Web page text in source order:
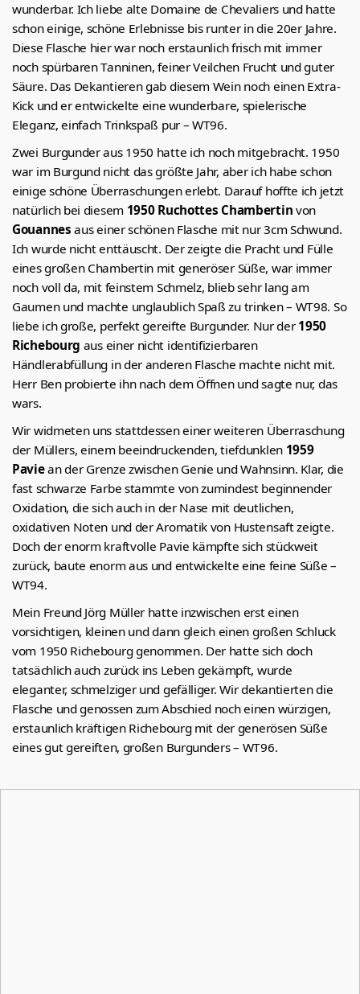
wunderbar. Ich liebe alte Domaine de Chevaliers und hatte
schon einige, schöne Erlebnisse bis runter in die 20er Jahre.
Diese Flasche hier war noch erstaunlich frisch mit immer
noch spürbaren Tanninen, feiner Veilchen Frucht und guter
Säure. Das Dekantieren gab diesem Wein noch einen Extra-
Kick und er entwickelte eine wunderbare, spielerische
Eleganz, einfach Trinkspaß pur – WT96.
Zwei Burgunder aus 1950 hatte ich noch mitgebracht. 1950
war im Burgund nicht das größte Jahr, aber ich habe schon
einige schöne Überraschungen erlebt. Darauf hoffte ich jetzt
natürlich bei diesem 1950 Ruchottes Chambertin von
Gouannes aus einer schönen Flasche mit nur 3cm Schwund.
Ich wurde nicht enttäuscht. Der zeigte die Pracht und Fülle
eines großen Chambertin mit generöser Süße, war immer
noch voll da, mit feinstem Schmelz, blieb sehr lang am
Gaumen und machte unglaublich Spaß zu trinken – WT98. So
liebe ich große, perfekt gereifte Burgunder. Nur der 1950
Richebourg aus einer nicht identifizierbaren
Händlerabfüllung in der anderen Flasche machte nicht mit.
Herr Ben probierte ihn nach dem Öffnen und sagte nur, das
wars.
Wir widmeten uns stattdessen einer weiteren Überraschung
der Müllers, einem beeindruckenden, tiefdunklen 1959
Paviean der Grenze zwischen Genie und Wahnsinn. Klar, die
fast schwarze Farbe stammte von zumindest beginnender
Oxidation, die sich auch in der Nase mit deutlichen,
oxidativen Noten und der Aromatik von Hustensaft zeigte.
Doch der enorm kraftvolle Pavie kämpfte sich stückweit
zurück, baute enorm aus und entwickelte eine feine Süße –
WT94.
Mein Freund Jörg Müller hatte inzwischen erst einen
vorsichtigen, kleinen und dann gleich einen großen Schluck
vom 1950 Richebourg genommen. Der hatte sich doch
tatsächlich auch zurück ins Leben gekämpft, wurde
eleganter, schmelziger und gefälliger. Wir dekantierten die
Flasche und genossen zum Abschied noch einen würzigen,
erstaunlich kräftigen Richebourg mit der generösen Süße
eines gut gereiften, großen Burgunders – WT96.